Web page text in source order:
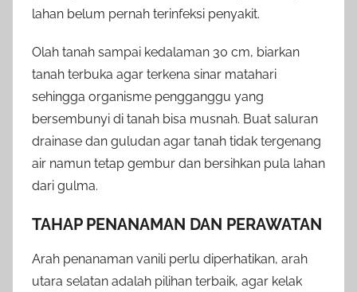
lahan belum pernah terinfeksi penyakit.
Olah tanah sampai kedalaman 30 cm, biarkan
tanah terbuka agar terkena sinar matahari
sehingga organisme pengganggu yang
bersembunyi di tanah bisa musnah. Buat saluran
drainase dan guludan agar tanah tidak tergenang
air namun tetap gembur dan bersihkan pula lahan
dari gulma.
TAHAP PENANAMAN DAN PERAWATAN
Arah penanaman vanili perlu diperhatikan, arah
utara selatan adalah pilihan terbaik, agar kelak